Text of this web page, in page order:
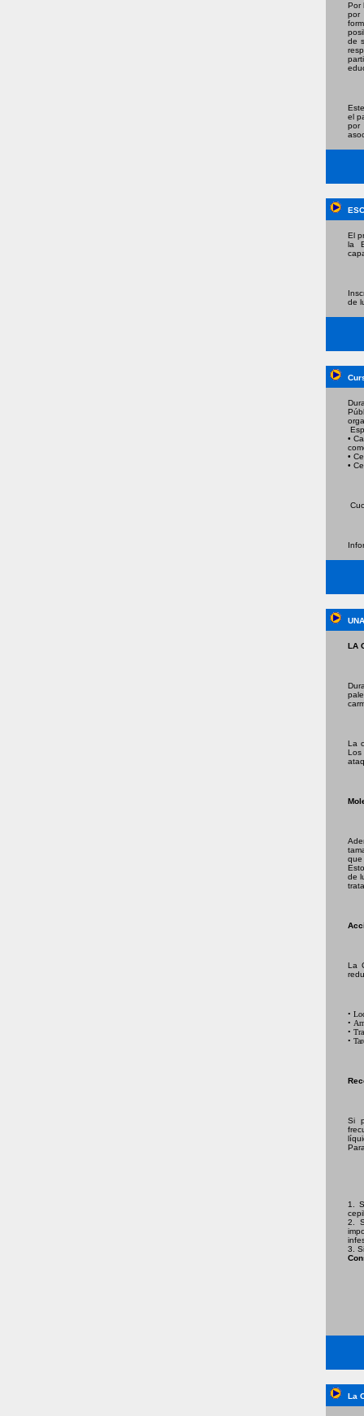
Por
por
de
el
por
El
la
de
•
•
•
LA
La
Los
que
de
La
•
•
•
•
Si
1.
2.
3.
La